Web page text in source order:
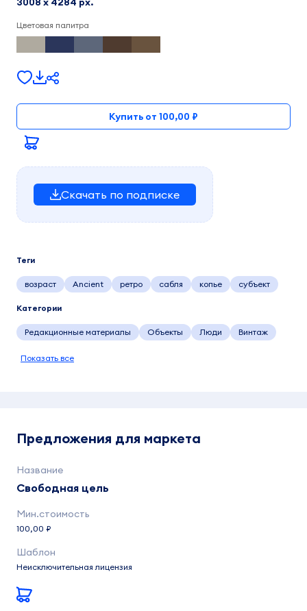
Цветовая палитра
Купить от 100,00 ₽
Скачать по подписке
Теги
возраст Ancient ретро сабля копье субъект
Категории
Редакционные материалы Объекты Люди Винтаж
Показать все
Предложения для маркета
Свободная цель
100,00 ₽
Неисключительная лицензия